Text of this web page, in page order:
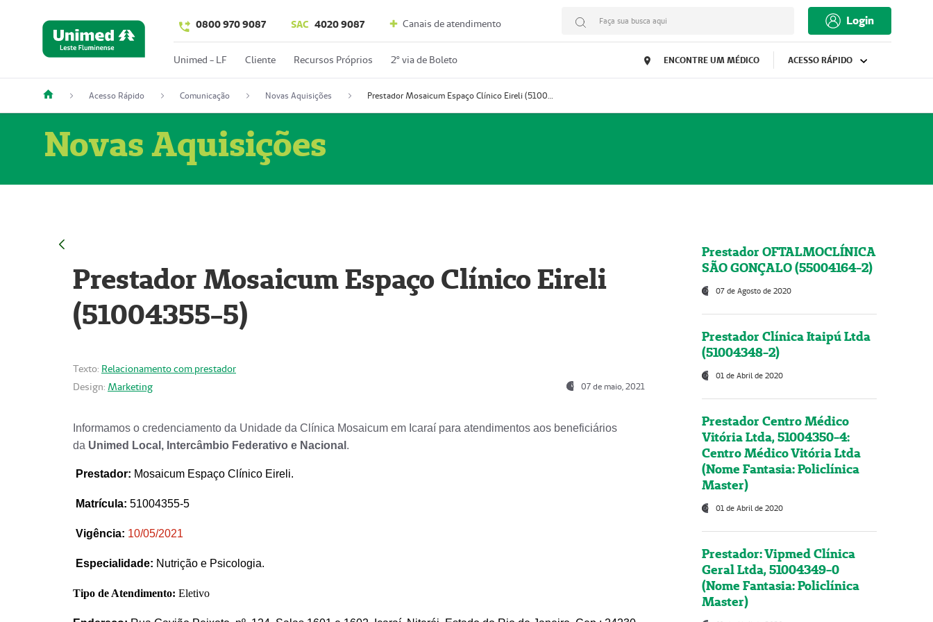
0800 970 9087 SAC 4020 9087 Canais de atendimento Faça sua busca aqui Login
Unimed - LF Cliente Recursos Próprios 2º via de Boleto ENCONTRE UM MÉDICO ACESSO RÁPIDO
Acesso Rápido Comunicação Novas Aquisições Prestador Mosaicum Espaço Clínico Eireli (51004355-5)
Novas Aquisições
Prestador Mosaicum Espaço Clínico Eireli
(51004355-5)
Texto: Relacionamento com prestador
Design: Marketing 07 de maio, 2021
Informamos o credenciamento da Unidade da Clínica Mosaicum em Icaraí para atendimentos aos beneficiários
da Unimed Local, Intercâmbio Federativo e Nacional .
Prestador: Mosaicum Espaço Clínico Eireli.
Matrícula: 51004355-5
Vigência: 10/05/2021
Especialidade: Nutrição e Psicologia.
Tipo de Atendimento: Eletivo
Prestador OFTALMOCLÍNICA
SÃO GONÇALO (55004164-2)
07 de Agosto de 2020
Prestador Clínica Itaipú Ltda
(51004348-2)
01 de Abril de 2020
Prestador Centro Médico
Vitória Ltda, 51004350-4:
Centro Médico Vitória Ltda
(Nome Fantasia: Policlínica
Master)
01 de Abril de 2020
Prestador: Vipmed Clínica
Geral Ltda, 51004349-0
(Nome Fantasia: Policlínica
Master)